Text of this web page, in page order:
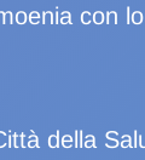
con lo
della